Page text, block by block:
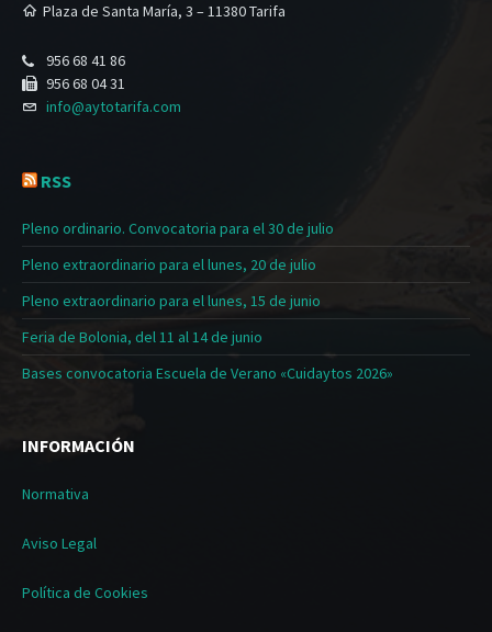
Plaza de Santa María, 3 – 11380 Tarifa
956 68 41 86
956 68 04 31
info@aytotarifa.com
RSS
Pleno ordinario. Convocatoria para el 30 de julio
Pleno extraordinario para el lunes, 20 de julio
Pleno extraordinario para el lunes, 15 de junio
Feria de Bolonia, del 11 al 14 de junio
Bases convocatoria Escuela de Verano «Cuidaytos 2026»
INFORMACIÓN
Normativa
Aviso Legal
Política de Cookies